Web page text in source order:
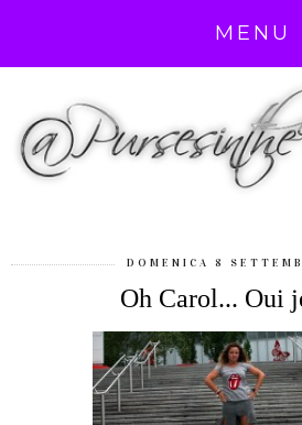
MENU
DOMENICA 8
Oh Carol... Oui